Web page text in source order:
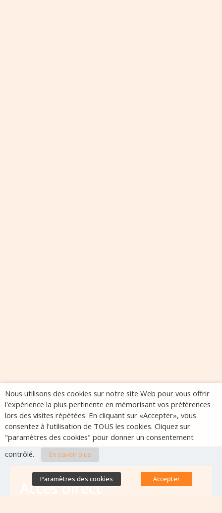
Accès direct
Nous utilisons des cookies sur notre site Web pour vous offrir
l'expérience la plus pertinente en mémorisant vos préférences
lors des visites répétées. En cliquant sur «Accepter», vous
consentez à l'utilisation de TOUS les cookies. Cliquez sur
"paramètres des cookies" pour donner un consentement
contrôlé.
En savoir plus
Paramètres des cookies Accepter